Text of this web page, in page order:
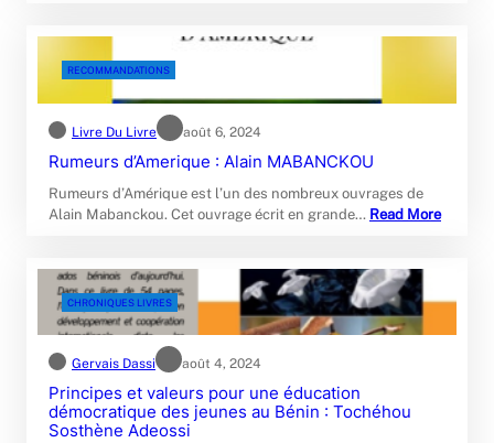
RECOMMANDATIONS
Livre Du Livre août 6, 2024
Rumeurs d’Amerique : Alain MABANCKOU
Rumeurs d’Amérique est l’un des nombreux ouvrages de
Alain Mabanckou. Cet ouvrage écrit en grande… Read More
CHRONIQUES LIVRES
Gervais Dassi août 4, 2024
Principes et valeurs pour une éducation
démocratique des jeunes au Bénin : Tochéhou
Sosthène Adeossi